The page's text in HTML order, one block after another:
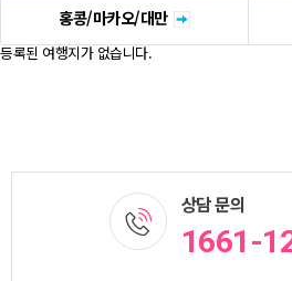
홍콩/마카오/대만
등록된 여행지가 없습니다.
상담 문의
1661-